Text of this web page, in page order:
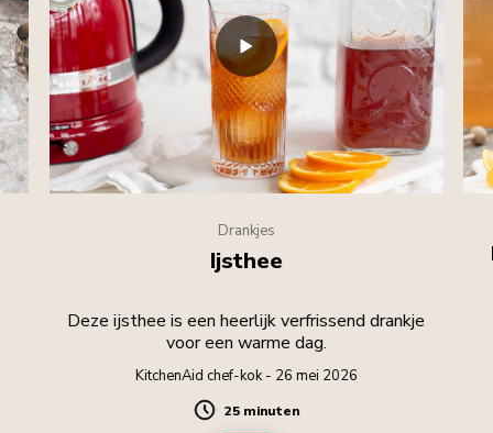
Drankjes
Ijsthee
Deze ijsthee is een heerlijk verfrissend drankje
voor een warme dag.
KitchenAid chef-kok - 26 mei 2026
Duration
25 minuten